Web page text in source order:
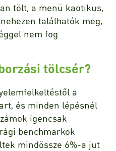
tölt, a menü kaotikus,
találhatók meg,
nem fog
tölcsér?
a
és minden lépésnél
igencsak
benchmarkok
mindössze 6%-a jut